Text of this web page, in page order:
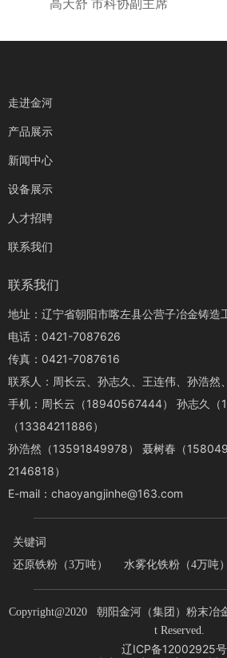
高天舒 市科协副主席
走进金河
产品展示
新闻中心
设备展示
人才招聘
联系我们
联系我们
地址：辽宁省朝阳市喀左县公营子冶金铸造
电话： 0421-7087626
传真：0421-7087616
联系人：周长云、孙志久、王连伟、孙浩然
手机：周长云（18940567444） 孙志久（
（13384211886）
孙浩然（13591849978） 聂树春（
2146818）
E-mail： chaoyangjinhe@163.com
关键词
还原铁粉（3万吨） 水雾化铁粉（4万
Copyright@2020 朝阳金河（集团）粉末
t Reserved.
辽ICP备12002925